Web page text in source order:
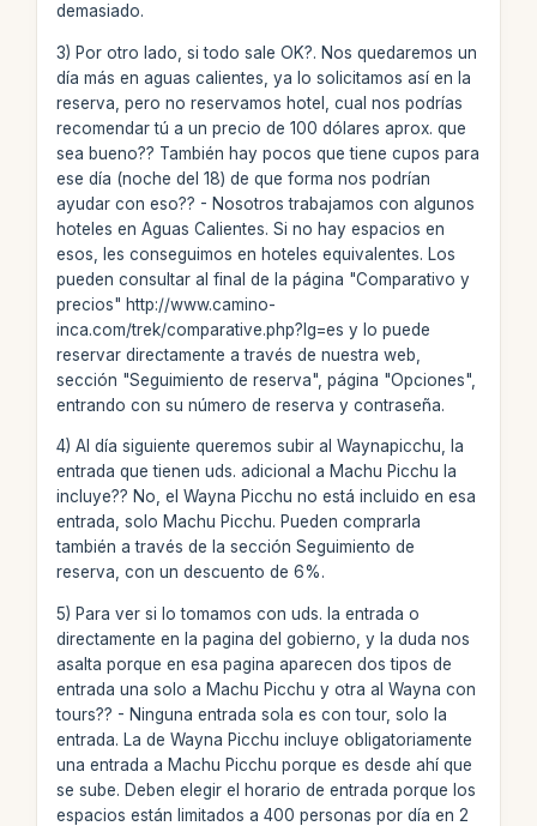
demasiado.
3) Por otro lado, si todo sale OK?. Nos quedaremos un
día más en aguas calientes, ya lo solicitamos así en la
reserva, pero no reservamos hotel, cual nos podrías
recomendar tú a un precio de 100 dólares aprox. que
sea bueno?? También hay pocos que tiene cupos para
ese día (noche del 18) de que forma nos podrían
ayudar con eso?? - Nosotros trabajamos con algunos
hoteles en Aguas Calientes. Si no hay espacios en
esos, les conseguimos en hoteles equivalentes. Los
pueden consultar al final de la página "Comparativo y
precios" http://www.camino-
inca.com/trek/comparative.php?lg=es y lo puede
reservar directamente a través de nuestra web,
sección "Seguimiento de reserva", página "Opciones",
entrando con su número de reserva y contraseña.
4) Al día siguiente queremos subir al Waynapicchu, la
entrada que tienen uds. adicional a Machu Picchu la
incluye?? No, el Wayna Picchu no está incluido en esa
entrada, solo Machu Picchu. Pueden comprarla
también a través de la sección Seguimiento de
reserva, con un descuento de 6%.
5) Para ver si lo tomamos con uds. la entrada o
directamente en la pagina del gobierno, y la duda nos
asalta porque en esa pagina aparecen dos tipos de
entrada una solo a Machu Picchu y otra al Wayna con
tours?? - Ninguna entrada sola es con tour, solo la
entrada. La de Wayna Picchu incluye obligatoriamente
una entrada a Machu Picchu porque es desde ahí que
se sube. Deben elegir el horario de entrada porque los
espacios están limitados a 400 personas por día en 2